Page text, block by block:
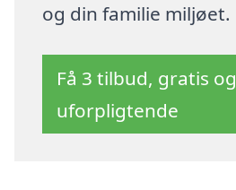
og din familie miljøet.
Få 3 tilbud, gratis og
uforpligtende